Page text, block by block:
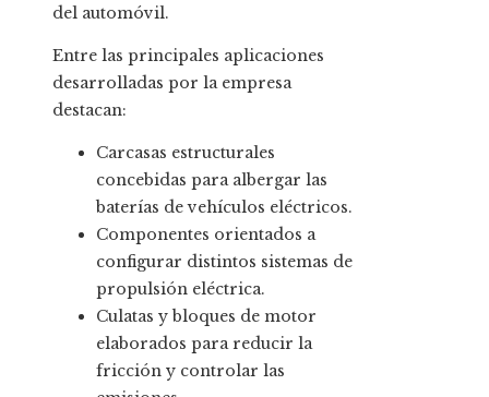
del automóvil.
Entre las principales aplicaciones
desarrolladas por la empresa
destacan:
Carcasas estructurales
concebidas para albergar las
baterías de vehículos eléctricos.
Componentes orientados a
configurar distintos sistemas de
propulsión eléctrica.
Culatas y bloques de motor
elaborados para reducir la
fricción y controlar las